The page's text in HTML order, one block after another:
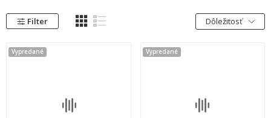
Filter Dôležitosť
Vypredané Vypredané